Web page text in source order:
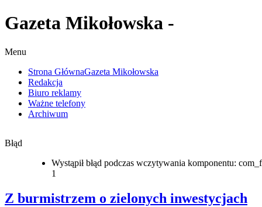
Gazeta Mikołowska -
Menu
Strona GłównaGazeta Mikołowska
Redakcja
Biuro reklamy
Ważne telefony
Archiwum
Błąd
Wystąpił błąd podczas wczytywania komponentu:
1
Z burmistrzem o zielonych inwestycjach